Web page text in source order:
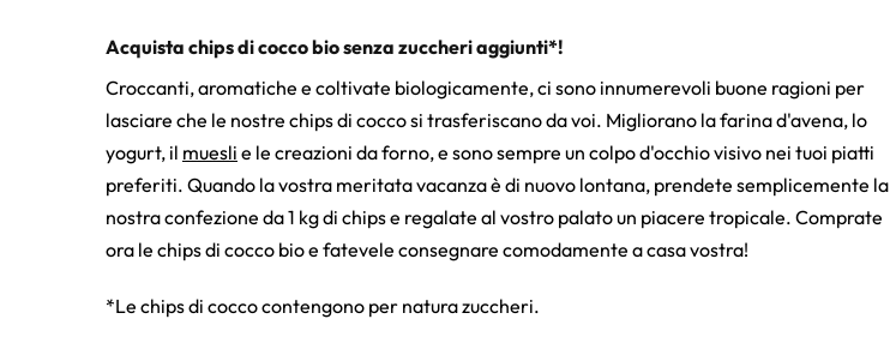
Acquista chips di cocco bio senza zuccheri aggiunti*!
Croccanti, aromatiche e coltivate biologicamente, ci sono innumerevoli buone ragioni per
lasciare che le nostre chips di cocco si trasferiscano da voi. Migliorano la farina d'avena, lo
yogurt, il muesli e le creazioni da forno, e sono sempre un colpo d'occhio visivo nei tuoi piatti
preferiti. Quando la vostra meritata vacanza è di nuovo lontana, prendete semplicemente la
nostra confezione da 1 kg di chips e regalate al vostro palato un piacere tropicale. Comprate
ora le chips di cocco bio e fatevele consegnare comodamente a casa vostra!
*Le chips di cocco contengono per natura zuccheri.